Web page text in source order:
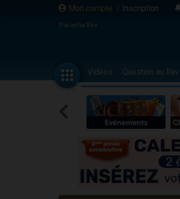
Mon compte / Inscription
Paracha Réé
Vidéos Question au Rav